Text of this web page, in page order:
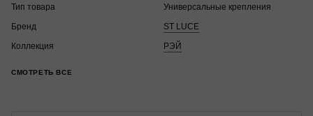
Тип товара
Универсальные крепления
Бренд
ST LUCE
Коллекция
РЭЙ
СМОТРЕТЬ ВСЕ